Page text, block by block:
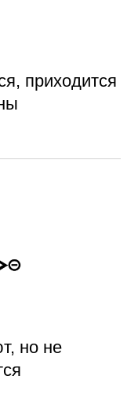
приходится
но не